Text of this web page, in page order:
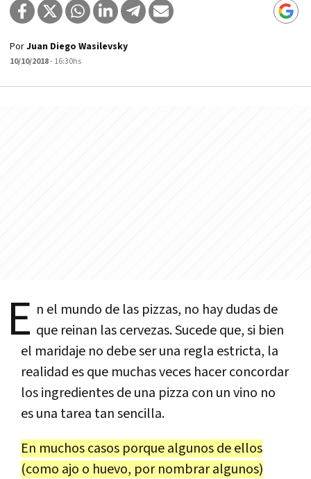
PorJuan Diego Wasilevsky
10/10/2018- 16:30hs
E n el mundo de las pizzas, no hay dudas de
que reinan las cervezas. Sucede que, si bien
el maridaje no debe ser una regla estricta, la
realidad es que muchas veces hacer concordar
los ingredientes de una pizza con un vino no
es una tarea tan sencilla.
En muchos casos porque algunos de ellos
(como ajo o huevo, por nombrar algunos)